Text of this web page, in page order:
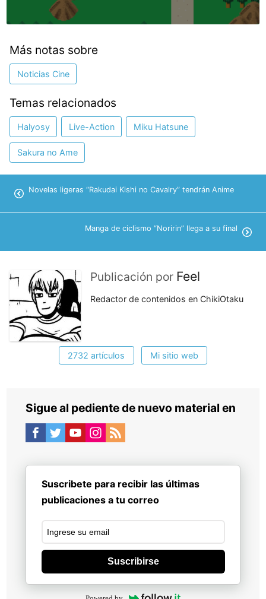
Más notas sobre
Noticias Cine
Temas relacionados
Halyosy Live-Action Miku Hatsune
Sakura no Ame
Novelas ligeras “Rakudai Kishi no Cavalry” tendrán Anime
Manga de ciclismo “Noririn” llega a su final
Publicación por Feel
Redactor de contenidos en ChikiOtaku
2732 artículos Mi sitio web
Sigue al pediente de nuevo material en
Suscribete para recibir las últimas
publicaciones a tu correo
Suscribirse